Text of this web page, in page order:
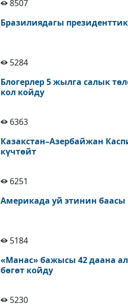
8507
Бразилиядагы
5284
Блогерлер 5 жылга салык
кол койду
6363
Казакстан–Азербайжан
күчтөйт
6251
Америкада уй этинин баасы
5184
«Манас» бажысы 42 даана
бөгөт койду
5230